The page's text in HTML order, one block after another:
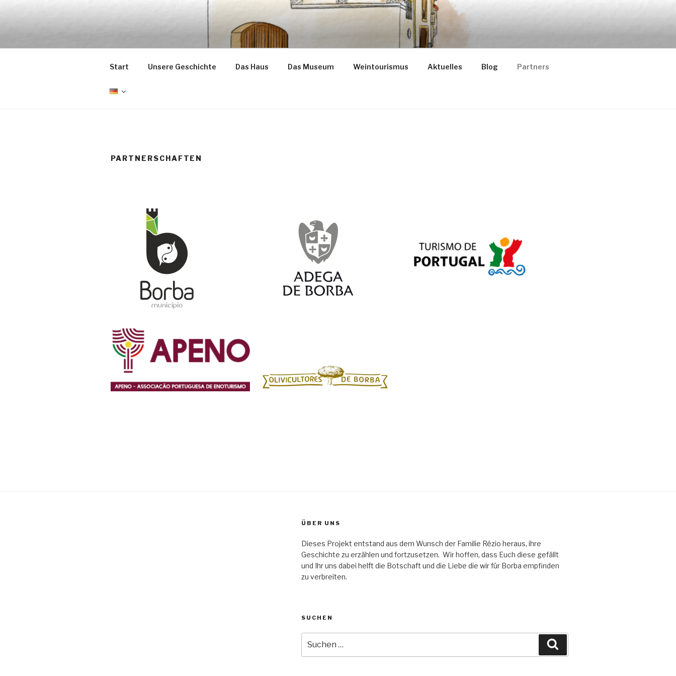
EMRÉZIO
Casa Museu Interativa de Borba
Start Unsere Geschichte Das Haus Das Museum Weintourismus Aktuelles Blog Partners
PARTNERSCHAFTEN
ÜBER UNS
Dieses Projekt entstand aus dem Wunsch der Familie Rézio heraus, ihre
Geschichte zu erzählen und fortzusetzen. Wir hoffen, dass Euch diese gefällt
und Ihr uns dabei helft die Botschaft und die Liebe die wir für Borba empfinden
zu verbreiten.
SUCHEN
nach: